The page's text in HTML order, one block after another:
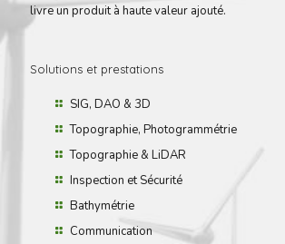
livre un produit à haute valeur ajouté.
Solutions et prestations
SIG, DAO & 3D
Topographie, Photogrammétrie
Topographie & LiDAR
Inspection et Sécurité
Bathymétrie
Communication